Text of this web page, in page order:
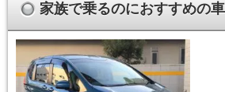
家族で乗るのにおすすめの車